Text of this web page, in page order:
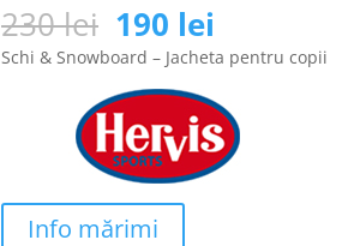
230lei Prețul
inițial
a
fost:
230 lei.
190 lei
curent
este:
190 lei.
Schi & Snowboard – Jacheta pentru copii
Info mărimi